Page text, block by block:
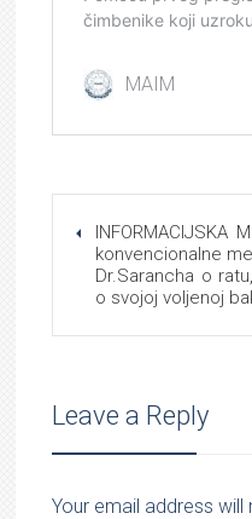
INFORMACIJSKA
konvencionalne
Dr.Sarancha o
o svojoj voljenoj
Leave a Reply
Your email address will